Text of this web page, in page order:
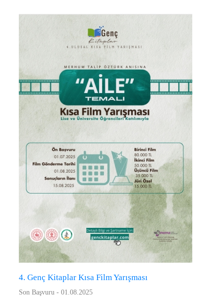
4. Genç Kitaplar Kısa Film Yarışması
Son Başvuru - 01.08.2025